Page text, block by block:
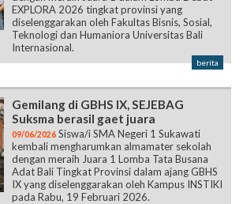
EXPLORA 2026 tingkat provinsi yang
diselenggarakan oleh Fakultas Bisnis, Sosial,
Teknologi dan Humaniora Universitas Bali
Internasional.
berita
Gemilang di GBHS IX, SEJEBAG
Suksma berasil gaet juara
09/06/2026 Siswa/i SMA Negeri 1 Sukawati
kembali mengharumkan almamater sekolah
dengan meraih Juara 1 Lomba Tata Busana
Adat Bali Tingkat Provinsi dalam ajang GBHS
IX yang diselenggarakan oleh Kampus INSTIKI
pada Rabu, 19 Februari 2026.